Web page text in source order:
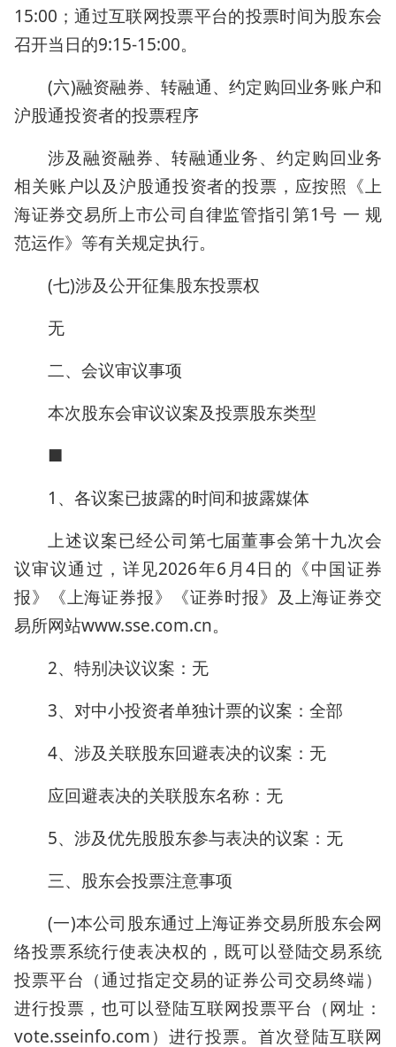
15:00；通过互联网投票平台的投票时间为股东会
召开当日的9:15-15:00。
(六)融资融券、转融通、约定购回业务账户和
沪股通投资者的投票程序
涉及融资融券、转融通业务、约定购回业务
相关账户以及沪股通投资者的投票，应按照《上
海证券交易所上市公司自律监管指引第1号 一 规
范运作》等有关规定执行。
(七)涉及公开征集股东投票权
无
二、会议审议事项
本次股东会审议议案及投票股东类型
■
1、各议案已披露的时间和披露媒体
上述议案已经公司第七届董事会第十九次会
议审议通过，详见2026年6月4日的《中国证券
报》《上海证券报》《证券时报》及上海证券交
易所网站www.sse.com.cn。
2、特别决议议案：无
3、对中小投资者单独计票的议案：全部
4、涉及关联股东回避表决的议案：无
应回避表决的关联股东名称：无
5、涉及优先股股东参与表决的议案：无
三、股东会投票注意事项
(一)本公司股东通过上海证券交易所股东会网
络投票系统行使表决权的，既可以登陆交易系统
投票平台（通过指定交易的证券公司交易终端）
进行投票，也可以登陆互联网投票平台（网址：
vote.sseinfo.com）进行投票。首次登陆互联网